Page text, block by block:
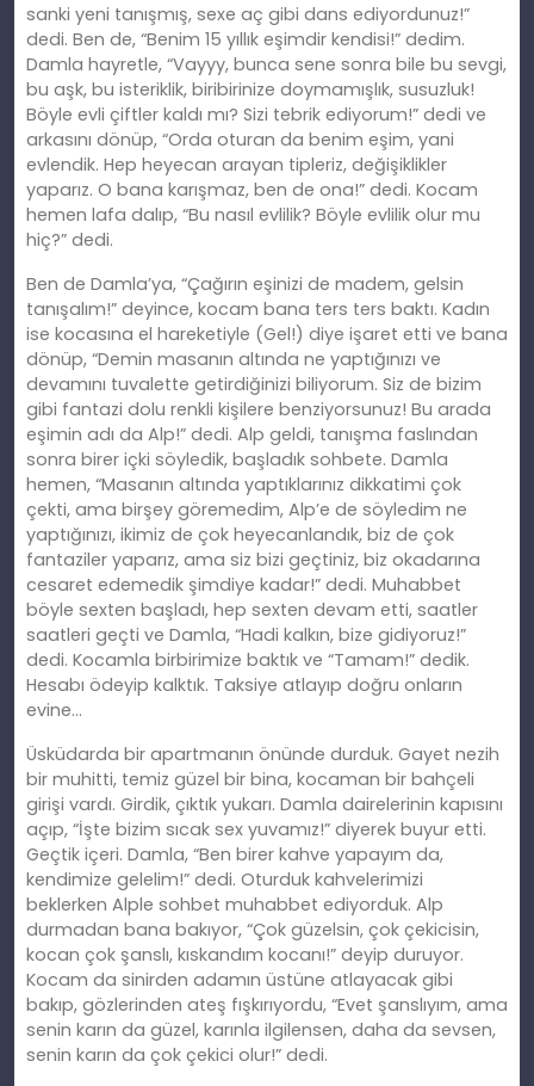
sanki yeni tanışmış, sexe aç gibi dans ediyordunuz!”
dedi. Ben de, “Benim 15 yıllık eşimdir kendisi!” dedim.
Damla hayretle, “Vayyy, bunca sene sonra bile bu sevgi,
bu aşk, bu isteriklik, biribirinize doymamışlık, susuzluk!
Böyle evli çiftler kaldı mı? Sizi tebrik ediyorum!” dedi ve
arkasını dönüp, “Orda oturan da benim eşim, yani
evlendik. Hep heyecan arayan tipleriz, değişiklikler
yaparız. O bana karışmaz, ben de ona!” dedi. Kocam
hemen lafa dalıp, “Bu nasıl evlilik? Böyle evlilik olur mu
hiç?” dedi.
Ben de Damla’ya, “Çağırın eşinizi de madem, gelsin
tanışalım!” deyince, kocam bana ters ters baktı. Kadın
ise kocasına el hareketiyle (Gel!) diye işaret etti ve bana
dönüp, “Demin masanın altında ne yaptığınızı ve
devamını tuvalette getirdiğinizi biliyorum. Siz de bizim
gibi fantazi dolu renkli kişilere benziyorsunuz! Bu arada
eşimin adı da Alp!” dedi. Alp geldi, tanışma faslından
sonra birer içki söyledik, başladık sohbete. Damla
hemen, “Masanın altında yaptıklarınız dikkatimi çok
çekti, ama birşey göremedim, Alp’e de söyledim ne
yaptığınızı, ikimiz de çok heyecanlandık, biz de çok
fantaziler yaparız, ama siz bizi geçtiniz, biz okadarına
cesaret edemedik şimdiye kadar!” dedi. Muhabbet
böyle sexten başladı, hep sexten devam etti, saatler
saatleri geçti ve Damla, “Hadi kalkın, bize gidiyoruz!”
dedi. Kocamla birbirimize baktık ve “Tamam!” dedik.
Hesabı ödeyip kalktık. Taksiye atlayıp doğru onların
evine…
Üsküdarda bir apartmanın önünde durduk. Gayet nezih
bir muhitti, temiz güzel bir bina, kocaman bir bahçeli
girişi vardı. Girdik, çıktık yukarı. Damla dairelerinin kapısını
açıp, “İşte bizim sıcak sex yuvamız!” diyerek buyur etti.
Geçtik içeri. Damla, “Ben birer kahve yapayım da,
kendimize gelelim!” dedi. Oturduk kahvelerimizi
beklerken Alple sohbet muhabbet ediyorduk. Alp
durmadan bana bakıyor, “Çok güzelsin, çok çekicisin,
kocan çok şanslı, kıskandım kocanı!” deyip duruyor.
Kocam da sinirden adamın üstüne atlayacak gibi
bakıp, gözlerinden ateş fışkırıyordu, “Evet şanslıyım, ama
senin karın da güzel, karınla ilgilensen, daha da sevsen,
senin karın da çok çekici olur!” dedi.